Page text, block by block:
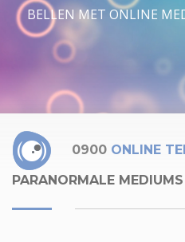
BELLEN MET ONLINE
0900 ONLINE
PARANORMALE MEDIUMS